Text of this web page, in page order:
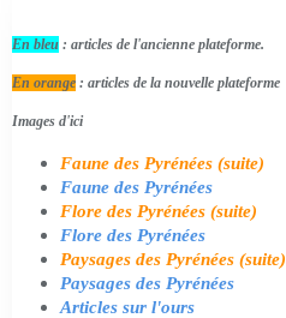
En bleu : articles de l'ancienne plateforme.
En orange : articles de la nouvelle plateforme
Images d'ici
Faune des Pyrénées (suite)
Faune des Pyrénées
Flore des Pyrénées (suite)
Flore des Pyrénées
Paysages des Pyrénées (suite)
Paysages des Pyrénées
Articles sur l'ours